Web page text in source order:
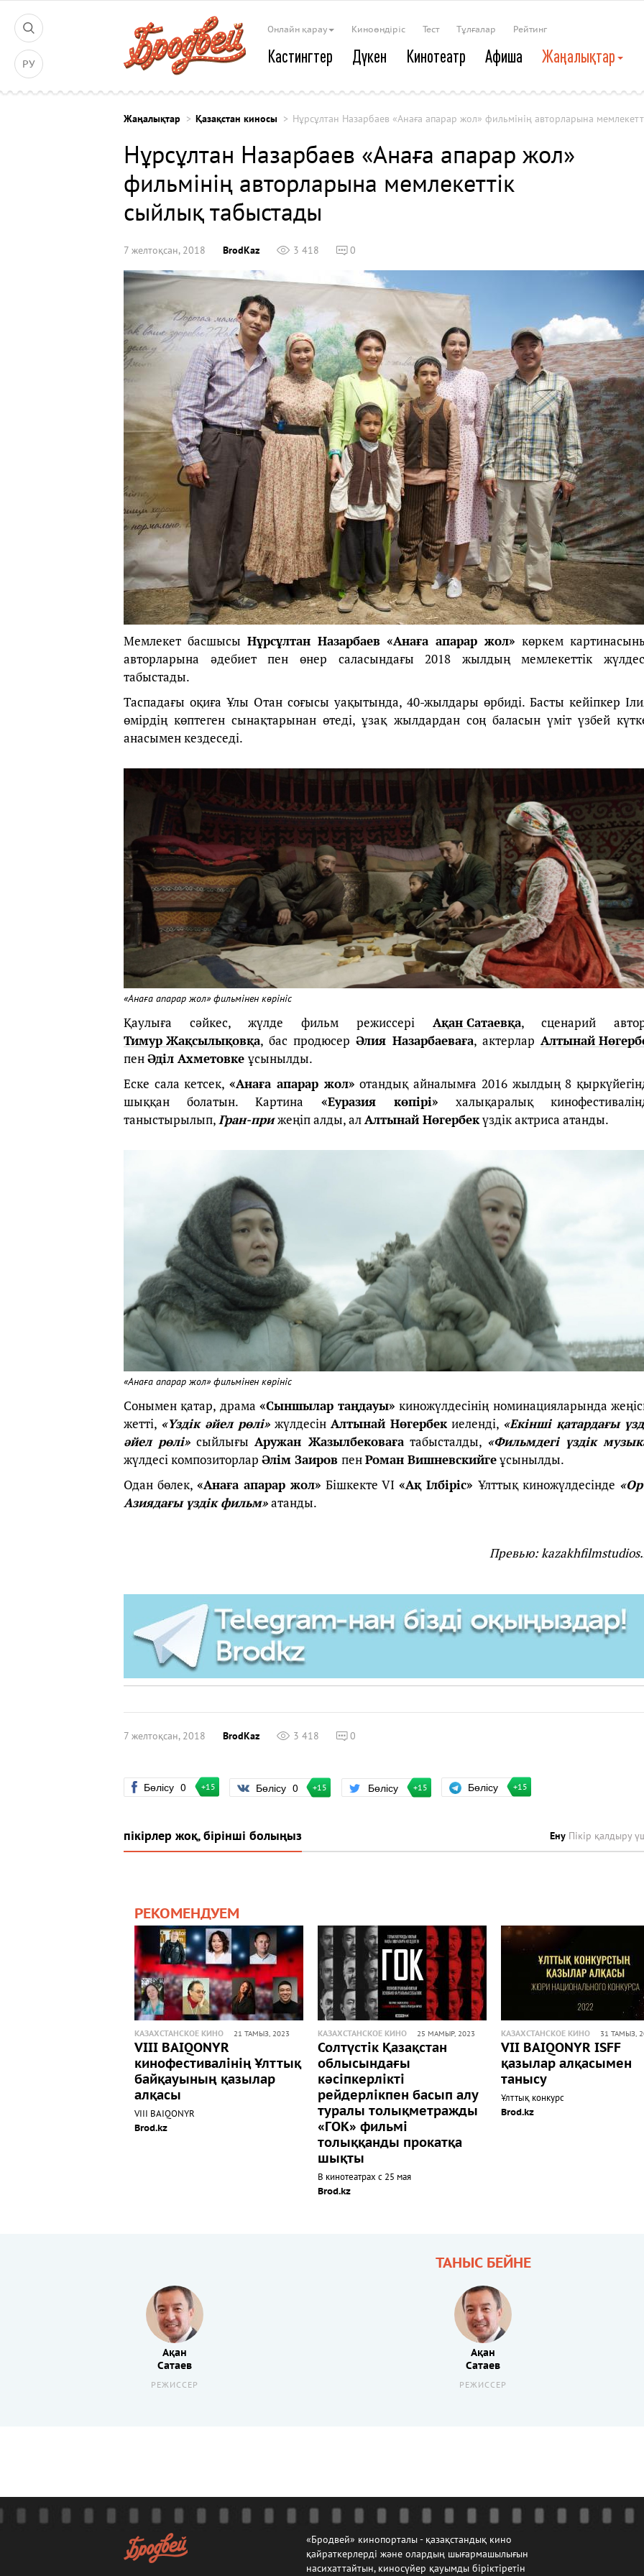
РУ
Онлайн қарау Киноөндіріс Тест Тұлғалар Рейтинг
Кастингтер Дүкен Кинотеатр Афиша Жаңалықтар
Жаңалықтар Қазақстан киносы Нұрсұлтан Назарбаев «Анаға апарар жол» фильмінің авторларына
Нұрсұлтан Назарбаев «Анаға апарар жол»
фильмінің авторларына мемлекеттік
сыйлық табыстады
7 желтоқсан, 2018 BrodKaz 3 418 0
Мемлекет басшысы Нұрсұлтан Назарбаев «Анаға апарар жол» көркем
авторларына әдебиет пен өнер саласындағы 2018 жылдың мемлекеттік
табыстады.
Таспадағы оқиға Ұлы Отан соғысы уақытында, 40-жылдары өрбиді. Басты кейіпкер
өмірдің көптеген сынақтарынан өтеді, ұзақ жылдардан соң баласын үміт үзбей
анасымен кездеседі.
«Анаға апарар жол» фильмінен көрініс
Қаулыға сәйкес, жүлде фильм режиссері Ақан Сатаевқа, сценарий
Тимур Жақсылықовқа, бас продюсер Әлия Назарбаеваға, актерлар Алтынай
пенӘділ Ахметовке ұсынылды.
Еске сала кетсек,«Анаға апарар жол» отандық айналымға 2016 жылдың 8
шыққан болатын. Картина «Еуразия көпірі» халықаралық
таныстырылып,Гран-прижеңіп алды, алАлтынай Нөгербекүздік актриса атанды.
«Анаға апарар жол» фильмінен көрініс
Сонымен қатар, драма «Сыншылар таңдауы» киножүлдесінің номинацияларында
жетті, «Үздік әйел рөлі»жүлдесін Алтынай Нөгербекиеленді, «Екінші қатардағы
әйел рөлі»сыйлығыАружан Жазылбековағатабысталды, «Фильмдегі үздік
жүлдесі композиторлар Әлім Заиров пенРоман Вишневскийгеұсынылды.
Одан бөлек, «Анаға апарар жол» Бішкекте VI«Ақ Ілбіріс»Ұлттық киножүлдесінде
Азиядағы үздік фильм»атанды.
Превью:
7 желтоқсан, 2018 BrodKaz 3 418 0
Бөлісу 0 +15 Бөлісу 0 +15 Бөлісу +15 Бөлісу +15
пікірлер жоқ, бірінші болыңыз Ену Пікір қалдыру
РЕКОМЕНДУЕМ
КАЗАХСТАНСКОЕ КИНО 21 ТАМЫЗ, 2023
VIII BAIQONYR
кинофестивалінің Ұлттық
байқауының қазылар
алқасы
VIII BAIQONYR
Brod.kz
КАЗАХСТАНСКОЕ КИНО 25 МАМЫР, 2023
Солтүстік Қазақстан
облысындағы
кәсіпкерлікті
рейдерлікпен басып алу
туралы толықметражды
«ГОК» фильмі
толыққанды прокатқа
шықты
В кинотеатрах с 25 мая
Brod.kz
КАЗАХСТАНСКОЕ КИНО 31 ТАМЫЗ,
VII BAIQONYR ISFF
қазылар алқасымен
танысу
Ұлттық конкурс
Brod.kz
ТАНЫС БЕЙНЕ
Ақан
Сатаев
РЕЖИССЕР
Ақан
Сатаев
РЕЖИССЕР
«Бродвей» кинопорталы - қазақстандық кино
қайраткерлерді және олардың шығармашылығын
насихаттайтын, киносүйер қауымды біріктіретін